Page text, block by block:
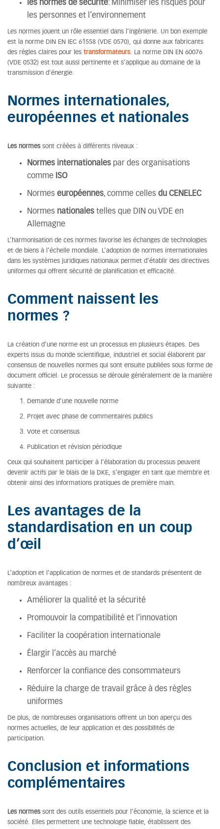
les normes de sécurité: Minimiser les risques pour
les personnes et l’environnement
Les normes jouent un rôle essentiel dans l’ingénierie. Un bon exemple
est la norme DIN EN IEC 61558 (VDE 0570), qui donne aux fabricants
des règles claires pour les transformateurs. La norme DIN EN 60076
(VDE 0532) est tout aussi pertinente et s’applique au domaine de la
transmission d’énergie.
Normes internationales,
européennes et nationales
Les normessont créées à différents niveaux :
Normes internationales par des organisations
comme ISO
Normes européennes, comme celles du CENELEC
Normes nationales telles que DIN ou VDE en
Allemagne
L’harmonisation de ces normes favorise les échanges de technologies
et de biens à l’échelle mondiale. L’adoption de normes internationales
dans les systèmes juridiques nationaux permet d’établir des directives
uniformes qui offrent sécurité de planification et efficacité.
Comment naissent les
normes ?
La création d’une norme est un processus en plusieurs étapes. Des
experts issus du monde scientifique, industriel et social élaborent par
consensus de nouvelles normes qui sont ensuite publiées sous forme de
document officiel. Le processus se déroule généralement de la manière
suivante :
Demande d’une nouvelle norme
Projet avec phase de commentaires publics
Vote et consensus
Publication et révision périodique
Ceux qui souhaitent participer à l’élaboration du processus peuvent
devenir actifs par le biais de la DKE, s’engager en tant que membre et
obtenir ainsi des informations pratiques de première main.
Les avantages de la
standardisation en un coup
d’œil
L’adoption et l’application de normes et de standards présentent de
nombreux avantages :
Améliorer la qualité et la sécurité
Promouvoir la compatibilité et l’innovation
Faciliter la coopération internationale
Élargir l’accès au marché
Renforcer la confiance des consommateurs
Réduire la charge de travail grâce à des règles
uniformes
De plus, de nombreuses organisations offrent un bon aperçu des
normes actuelles, de leur application et des possibilités de
participation.
Conclusion et informations
complémentaires
Les normessont des outils essentiels pour l’économie, la science et la
société. Elles permettent une technologie fiable, établissent des